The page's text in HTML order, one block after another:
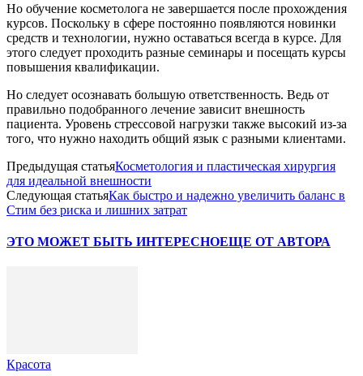
Но обучение косметолога не завершается после прохождения
курсов. Поскольку в сфере постоянно появляются новинки
средств и технологии, нужно оставаться всегда в курсе. Для
этого следует проходить разные семинары и посещать курсы
повышения квалификации.
Но следует осознавать большую ответственность. Ведь от
правильно подобранного лечение зависит внешность
пациента. Уровень стрессовой нагрузки также высокий из-за
того, что нужно находить общий язык с разными клиентами.
Предыдущая статьяКосметология и пластическая хирургия
для идеальной внешности
Следующая статьяКак быстро и надежно увеличить баланс в
Стим без риска и лишних затрат
ЭТО МОЖЕТ БЫТЬ ИНТЕРЕСНОЕЩЕ ОТ АВТОРА
Красота